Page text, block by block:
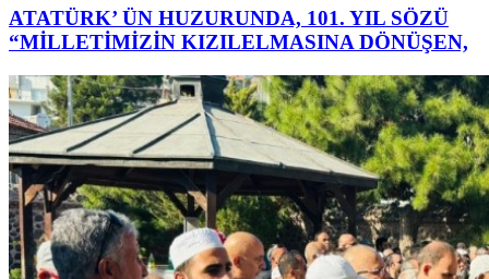
ATATÜRK’ ÜN HUZURUNDA, 101. YIL SÖZÜ
“MİLLETİMİZİN KIZILELMASINA DÖNÜŞEN,